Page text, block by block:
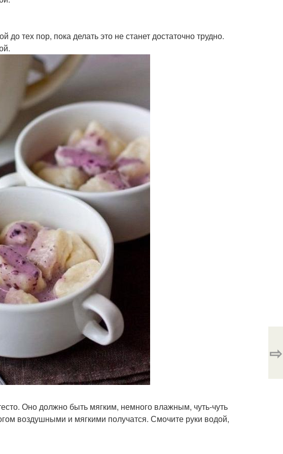
тех пор, пока делать это не станет достаточно трудно.
Оно должно быть мягким, немного влажным, чуть-чуть
воздушными и мягкими получатся. Смочите руки водой,
⇨